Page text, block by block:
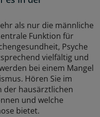
als nur die männliche
Funktion für
Psyche
vielfältig und
bei einem Mangel
Hören Sie im
der hausärztlichen
und welche
bietet.